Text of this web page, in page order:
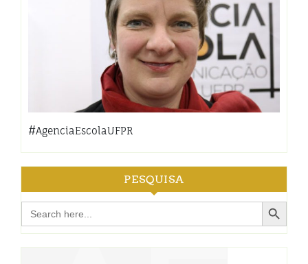
#AgenciaEscolaUFPR
PESQUISA
Search
for:
Search Button